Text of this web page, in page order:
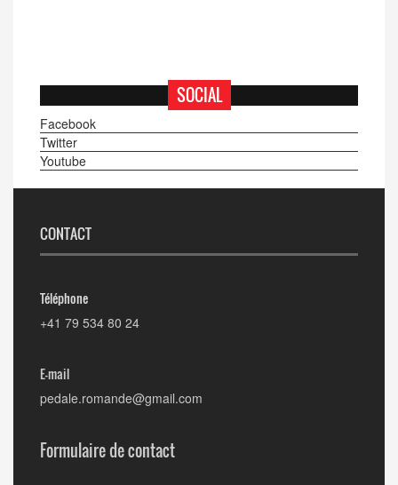
SOCIAL
Facebook
Twitter
Youtube
CONTACT
Téléphone
+41 79 534 80 24
E-mail
pedale.romande@gmail.com
Formulaire de contact